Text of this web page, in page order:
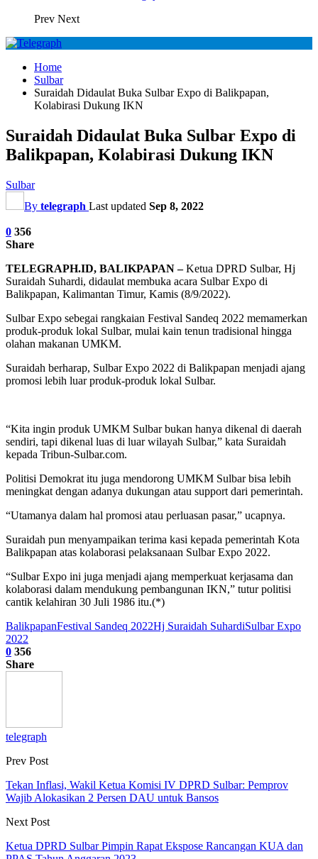
Prev Next
Home
Sulbar
Suraidah Didaulat Buka Sulbar Expo di Balikpapan,
Kolabirasi Dukung IKN
Suraidah Didaulat Buka Sulbar Expo di
Balikpapan, Kolabirasi Dukung IKN
Sulbar
By telegraph Last updated Sep 8, 2022
0 356
Share
TELEGRAPH.ID, BALIKPAPAN –Ketua DPRD Sulbar, Hj
Suraidah Suhardi, didaulat membuka acara Sulbar Expo di
Balikpapan, Kalimantan Timur, Kamis (8/9/2022).
Sulbar Expo sebegai rangkaian Festival Sandeq 2022 memamerkan
produk-produk lokal Sulbar, mulai kain tenun tradisional hingga
olahan makanan UMKM.
Suraidah berharap, Sulbar Expo 2022 di Balikpapan menjadi ajang
promosi lebih luar produk-produk lokal Sulbar.
“Kita ingin produk UMKM Sulbar bukan hanya dikenal di daerah
sendiri, tapi dikenal luas di luar wilayah Sulbar,” kata Suraidah
kepada Tribun-Sulbar.com.
Politisi Demokrat itu juga mendorong UMKM Sulbar bisa lebih
meningkat dengan adanya dukungan atau support dari pemerintah.
“Utamanya dalam hal promosi atau perluasan pasar,” ucapnya.
Suraidah pun menyampaikan terima kasi kepada pemerintah Kota
Balikpapan atas kolaborasi pelaksanaan Sulbar Expo 2022.
“Sulbar Expo ini juga menjadi ajang memperkuat kerjasama dan
kolaborasi dalam mendukung pembangunan IKN,” tutur politisi
cantik kelahiran 30 Juli 1986 itu.(*)
BalikpapanFestival Sandeq 2022Hj Suraidah SuhardiSulbar Expo
2022
0 356
Share
telegraph
Prev Post
Tekan Inflasi, Wakil Ketua Komisi IV DPRD Sulbar: Pemprov
Wajib Alokasikan 2 Persen DAU untuk Bansos
Next Post
Ketua DPRD Sulbar Pimpin Rapat Ekspose Rancangan KUA dan